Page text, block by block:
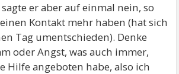
er aber auf einmal nein, so
Kontakt mehr haben (hat sich
Tag umentschieden). Denke
oder Angst, was auch immer,
Hilfe angeboten habe, also ich